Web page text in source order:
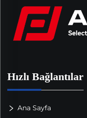
Hızlı Bağlantılar
Ana Sayfa